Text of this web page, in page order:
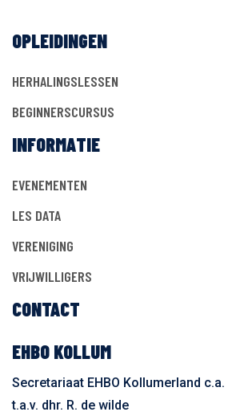
OPLEIDINGEN
HERHALINGSLESSEN
BEGINNERSCURSUS
INFORMATIE
EVENEMENTEN
LES DATA
VERENIGING
VRIJWILLIGERS
CONTACT
EHBO KOLLUM
Secretariaat EHBO Kollumerland c.a.
t.a.v. dhr. R. de wilde